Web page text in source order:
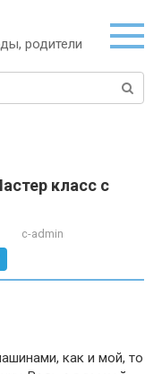
родители
класс с
c-admin
как и мой, то